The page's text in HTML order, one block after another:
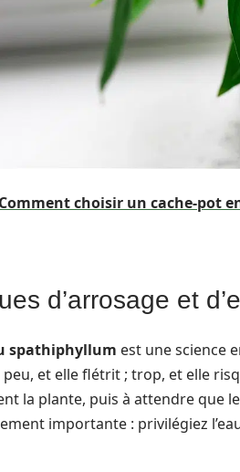
Comment choisir un cache-pot
d’arrosage et
spathiphyllum est une science
et elle flétrit ; trop, et elle
la plante, puis à attendre que
importante : privilégiez